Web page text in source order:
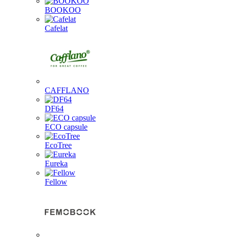
BOOKOO
Cafelat
CAFFLANO
DF64
ECO capsule
EcoTree
Eureka
Fellow